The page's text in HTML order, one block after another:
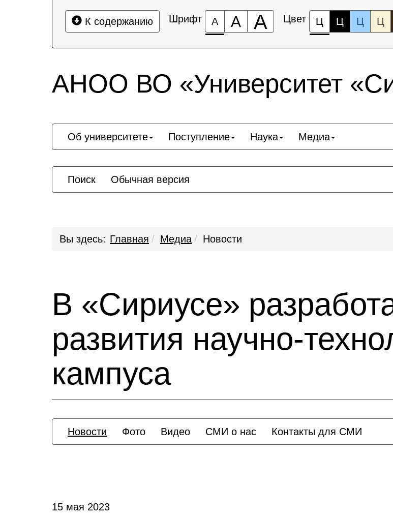
К содержанию Шрифт А А А Цвет Ц Ц Ц Ц
АНОО ВО «Университет
Об университете Поступление Наука Медиа
Поиск Обычная версия
Вы здесь: Главная Медиа Новости
В «Сириусе»
развития научно-
кампуса
Новости Фото Видео СМИ о нас Контакты для СМИ
15 мая 2023